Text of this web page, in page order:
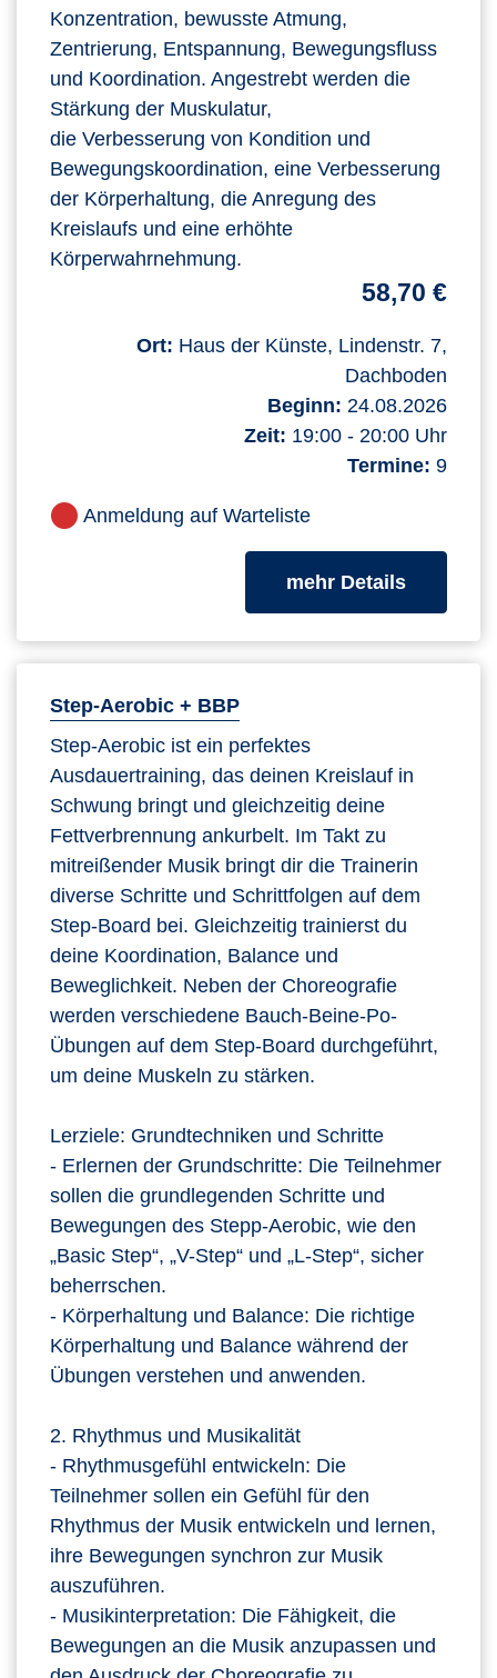
Konzentration, bewusste Atmung,
Zentrierung, Entspannung, Bewegungsfluss
und Koordination. Angestrebt werden die
Stärkung der Muskulatur,
die Verbesserung von Kondition und
Bewegungskoordination, eine Verbesserung
der Körperhaltung, die Anregung des
Kreislaufs und eine erhöhte
Körperwahrnehmung.
58,70 €
Ort: Haus der Künste, Lindenstr. 7,
Dachboden
Beginn: 24.08.2026
Zeit: 19:00 - 20:00 Uhr
Termine: 9
Anmeldung auf Warteliste
mehr Detailszum
Step-Aerobic + BBP
Step-Aerobic ist ein perfektes
Ausdauertraining, das deinen Kreislauf in
Schwung bringt und gleichzeitig deine
Fettverbrennung ankurbelt. Im Takt zu
mitreißender Musik bringt dir die Trainerin
diverse Schritte und Schrittfolgen auf dem
Step-Board bei. Gleichzeitig trainierst du
deine Koordination, Balance und
Beweglichkeit. Neben der Choreografie
werden verschiedene Bauch-Beine-Po-
Übungen auf dem Step-Board durchgeführt,
um deine Muskeln zu stärken.
Lerziele: Grundtechniken und Schritte
- Erlernen der Grundschritte: Die Teilnehmer
sollen die grundlegenden Schritte und
Bewegungen des Stepp-Aerobic, wie den
„Basic Step“, „V-Step“ und „L-Step“, sicher
beherrschen.
- Körperhaltung und Balance: Die richtige
Körperhaltung und Balance während der
Übungen verstehen und anwenden.
2. Rhythmus und Musikalität
- Rhythmusgefühl entwickeln: Die
Teilnehmer sollen ein Gefühl für den
Rhythmus der Musik entwickeln und lernen,
ihre Bewegungen synchron zur Musik
auszuführen.
- Musikinterpretation: Die Fähigkeit, die
Bewegungen an die Musik anzupassen und